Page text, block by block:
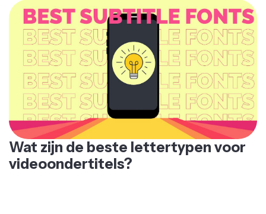
Wat zijn de beste lettertypen voor
videoondertitels?